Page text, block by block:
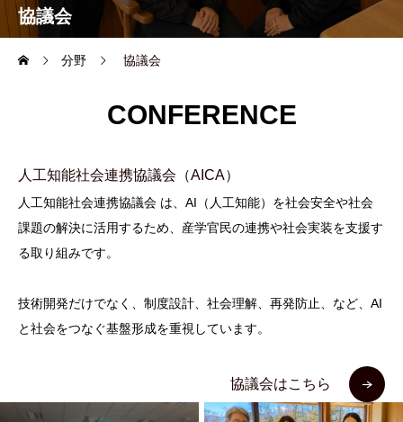
協議会
分野 協議会
CONFERENCE
人工知能社会連携協議会（AICA）
人工知能社会連携協議会 は、AI（人工知能）を社会安全や社会
課題の解決に活用するため、産学官民の連携や社会実装を支援す
る取り組みです。
技術開発だけでなく、制度設計、社会理解、再発防止、など、AI
と社会をつなぐ基盤形成を重視しています。
協議会はこちら